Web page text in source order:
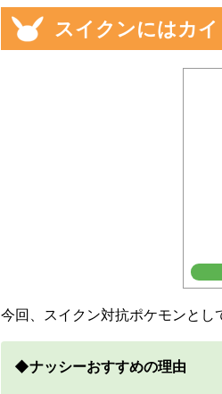
スイクンにはカ
今回、スイクン対抗ポケモンとし
◆ナッシーおすすめの理由